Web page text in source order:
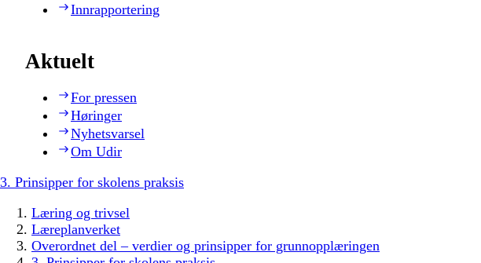
Innrapportering
Aktuelt
For pressen
Høringer
Nyhetsvarsel
Om Udir
3. Prinsipper for skolens praksis
Læring og trivsel
Læreplanverket
Overordnet del – verdier og prinsipper for grunnopplæringen